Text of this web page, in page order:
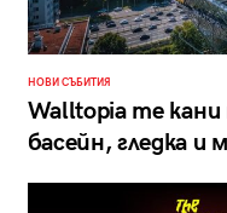
НОВИ СЪБИТИЯ
Walltopia те
басейн, гледка и